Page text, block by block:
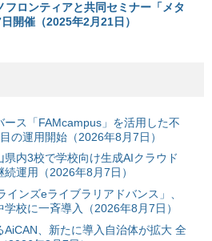
ロンティアと共同セミナー「メタ
開催（2025年2月21日）
ス「FAMcampus」を活用した不
の運用開始（2026年8月7日）
内3校で学校向け生成AIクラウド
続運用（2026年8月7日）
ンズeライブラリアドバンス」、
校に一斉導入（2026年8月7日）
AiCAN、新たに導入自治体が拡大 全